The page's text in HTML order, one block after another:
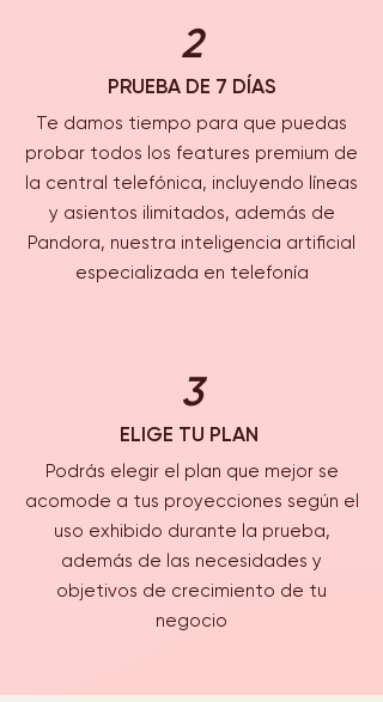
2
PRUEBA DE 7 DÍAS
Te damos tiempo para que puedas
probar todos los features premium de
la central telefónica, incluyendo líneas
y asientos ilimitados, además de
Pandora, nuestra inteligencia artificial
especializada en telefonía
3
ELIGE TU PLAN
Podrás elegir el plan que mejor se
acomode a tus proyecciones según el
uso exhibido durante la prueba,
además de las necesidades y
objetivos de crecimiento de tu
negocio